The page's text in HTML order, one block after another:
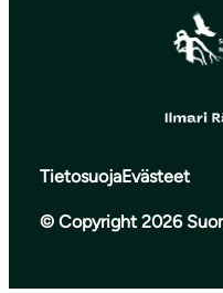
TietosuojaEvästeet
© Copyright 2026